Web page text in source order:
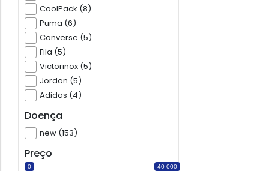
CoolPack (8)
Puma (6)
Converse (5)
Fila (5)
Victorinox (5)
Jordan (5)
Adidas (4)
Doença
new (153)
Preço
0 40 000